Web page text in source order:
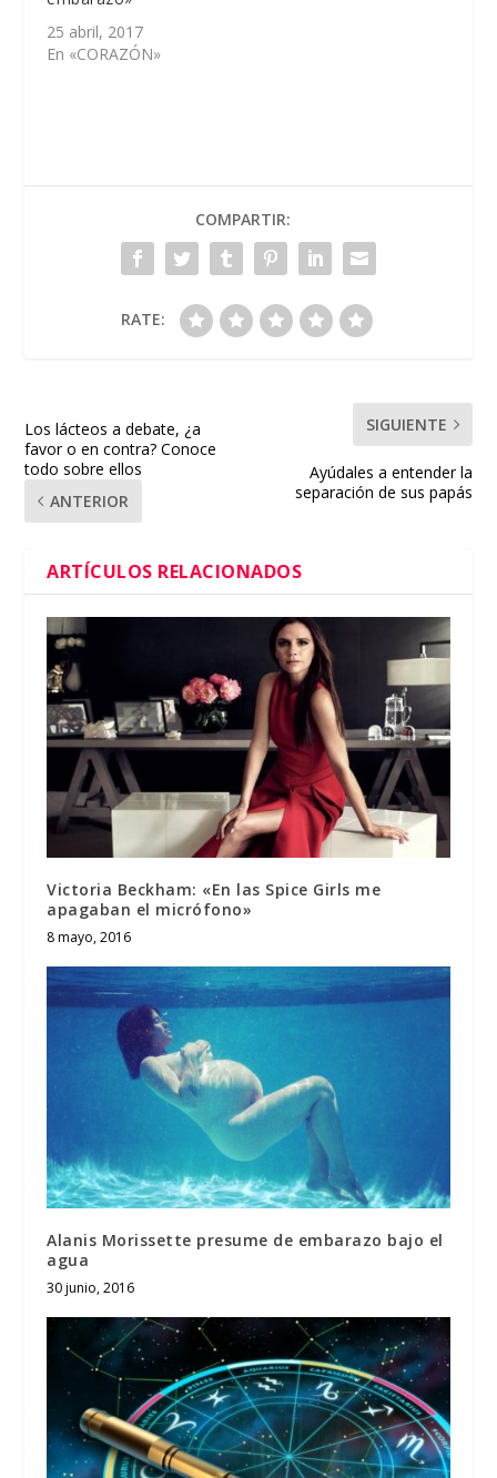
25 abril, 2017
En «CORAZÓN»
COMPARTIR:
RATE:
Los lácteos a debate, ¿a
favor o en contra? Conoce
todo sobre ellos
ANTERIOR
SIGUIENTE
Ayúdales a entender la
separación de sus papás
ARTÍCULOS RELACIONADOS
Victoria Beckham: «En las Spice Girls me
apagaban el micrófono»
8 mayo, 2016
Alanis Morissette presume de embarazo bajo el
agua
30 junio, 2016